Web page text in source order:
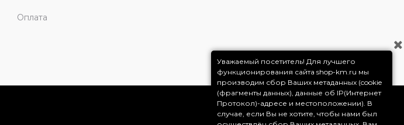
Оплата
Уважаемый посетитель! Для лучшего
функционирования сайта shop-km.ru мы
производим сбор Ваших метаданных (cookie
(фрагменты данных), данные об IP(Интернет
Протокол)-адресе и местоположении). В
случае, если Вы не хотите, чтобы нами был